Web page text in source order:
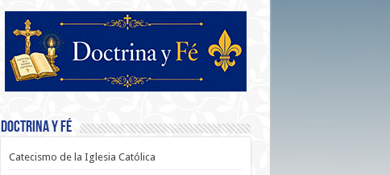
Doctrina y Fé
Catecismo de la Iglesia Católica